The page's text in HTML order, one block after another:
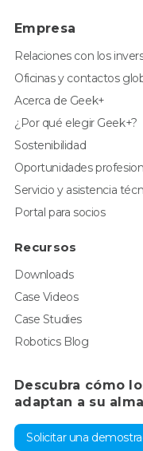
Empresa
Relaciones con los
Oficinas y contactos
Acerca de Geek+
¿Por qué elegir Geek+?
Sostenibilidad
Oportunidades
Servicio y asistencia
Portal para socios
Recursos
Downloads
Case Videos
Case Studies
Robotics Blog
Descubra cómo
adaptan a su
Solicitar una